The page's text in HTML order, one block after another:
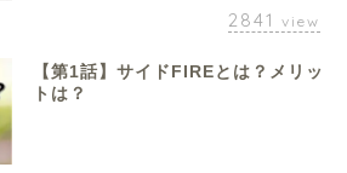
2841 view
【第1話】サイドFIREとは？メリッ
トは？